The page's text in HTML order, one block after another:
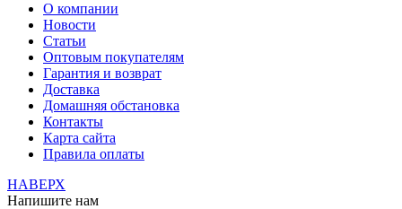
О компании
Новости
Статьи
Оптовым покупателям
Гарантия и возврат
Доставка
Домашняя обстановка
Контакты
Карта сайта
Правила оплаты
НАВЕРХ
Напишите нам